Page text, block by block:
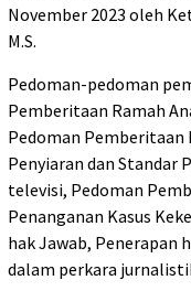
November 2023 oleh
M.S.
Pedoman-pedoman
Pemberitaan Ramah
Pedoman Pemberitaan
Penyiaran dan Standar
televisi, Pedoman
Penanganan Kasus
hak Jawab, Penerapan
dalam perkara